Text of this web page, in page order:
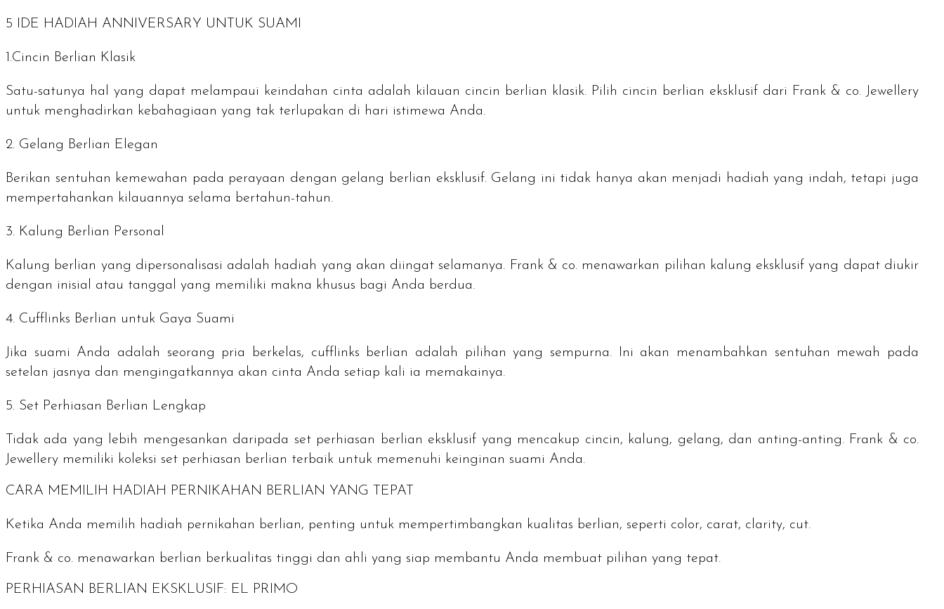
5 IDE HADIAH ANNIVERSARY UNTUK SUAMI
1.Cincin Berlian Klasik
Satu-satunya hal yang dapat melampaui keindahan cinta adalah kilauan cincin berlian klasik. Pilih cincin berlian eksklusif dari Frank & co. Jewellery
untuk menghadirkan kebahagiaan yang tak terlupakan di hari istimewa Anda.
2. Gelang Berlian Elegan
Berikan sentuhan kemewahan pada perayaan dengan gelang berlian eksklusif. Gelang ini tidak hanya akan menjadi hadiah yang indah, tetapi juga
mempertahankan kilauannya selama bertahun-tahun.
3. Kalung Berlian Personal
Kalung berlian yang dipersonalisasi adalah hadiah yang akan diingat selamanya. Frank & co. menawarkan pilihan kalung eksklusif yang dapat diukir
dengan inisial atau tanggal yang memiliki makna khusus bagi Anda berdua.
4. Cufflinks Berlian untuk Gaya Suami
Jika suami Anda adalah seorang pria berkelas, cufflinks berlian adalah pilihan yang sempurna. Ini akan menambahkan sentuhan mewah pada
setelan jasnya dan mengingatkannya akan cinta Anda setiap kali ia memakainya.
5. Set Perhiasan Berlian Lengkap
Tidak ada yang lebih mengesankan daripada set perhiasan berlian eksklusif yang mencakup cincin, kalung, gelang, dan anting-anting. Frank & co.
Jewellery memiliki koleksi set perhiasan berlian terbaik untuk memenuhi keinginan suami Anda.
CARA MEMILIH HADIAH PERNIKAHAN BERLIAN YANG TEPAT
Ketika Anda memilih hadiah pernikahan berlian, penting untuk mempertimbangkan kualitas berlian, seperti color, carat, clarity, cut.
Frank & co. menawarkan berlian berkualitas tinggi dan ahli yang siap membantu Anda membuat pilihan yang tepat.
PERHIASAN BERLIAN EKSKLUSIF: EL PRIMO